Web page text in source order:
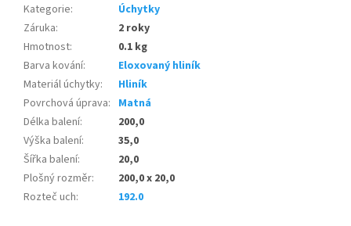
Kategorie:
Úchytky
Záruka:
2 roky
Hmotnost:
0.1 kg
Barva kování:
Eloxovaný hliník
Materiál úchytky:
Hliník
Povrchová úprava: Matná
Délka balení:
200,0
Výška balení:
35,0
Šířka balení:
20,0
Plošný rozměr:
200,0 x 20,0
Rozteč uch: 192.0